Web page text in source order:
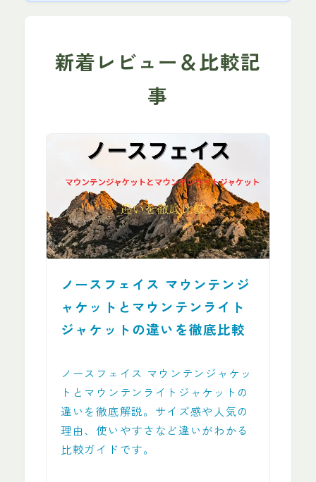
新着レビュー＆比較記
事
ノースフェイス マウンテンジ
ャケットとマウンテンライト
ジャケットの違いを徹底比較
ノースフェイス マウンテンジャケッ
トとマウンテンライトジャケットの
違いを徹底解説。サイズ感や人気の
理由、使いやすさなど違いがわかる
比較ガイドです。